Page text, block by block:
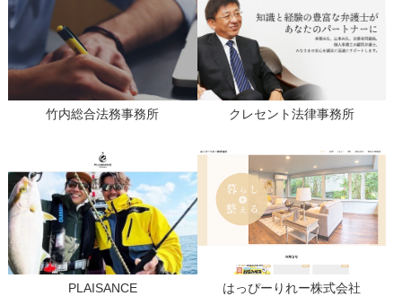
竹内総合法務事務所 クレセント法律事務所
PLAISANCE はっぴーりれー株式会社